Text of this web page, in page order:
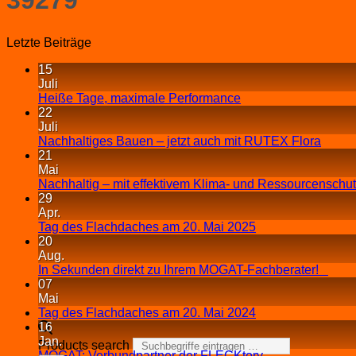
Products search
Letzte Beiträge
15
Juli
Heiße Tage, maximale Performance
22
Juli
Nachhaltiges Bauen – jetzt auch mit RUTEX Flora
21
Mai
Nachhaltig – mit effektivem Klima- und
29
Apr.
Tag des Flachdaches am 20. Mai 2025
20
Aug.
In Sekunden direkt zu Ihrem MOGAT-Fachberater!
07
Mai
Tag des Flachdaches am 20. Mai 2024
16
Jan.